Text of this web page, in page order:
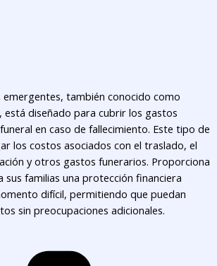
emergentes, también conocido como
está diseñado para cubrir los gastos
en caso de fallecimiento. Este tipo de
los costos asociados con el traslado, el
y otros gastos funerarios. Proporciona
sus familias una protección financiera
difícil, permitiendo que puedan
sin preocupaciones adicionales.